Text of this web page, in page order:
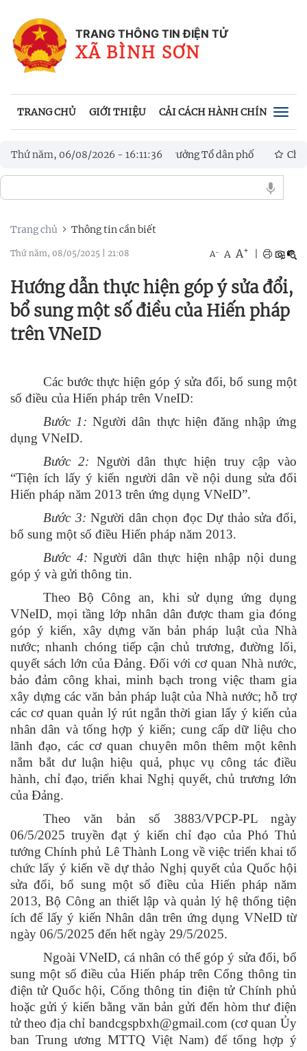
TRANG THÔNG TIN ĐIỆN TỬ
XÃ BÌNH SƠN
TRANG CHỦ GIỚI THIỆU CẢI CÁCH HÀNH CHÍNH
Thứ năm, 06/08/2026 - 16:11:39
thôn, Tổ trưởng Tổ dân phố
Chủ tịch UBND xã Bình
đổi mới sáng tạo và chuyển đổi số
Trang chủ Thông tin cần biết
Thứ năm, 08/05/2025 21:08 A- A A+
Hướng dẫn thực hiện góp ý sửa đổi,
bổ sung một số điều của Hiến pháp
trên VNeID
Các bước thực hiện góp ý sửa đổi, bổ sung một
số điều của Hiến pháp trên VneID:
Bước 1: Người dân thực hiện đăng nhập ứng
dụng VNeID.
Bước 2: Người dân thực hiện truy cập vào
“Tiện ích lấy ý kiến người dân về nội dung sửa đổi
Hiến pháp năm 2013 trên ứng dụng VNeID”.
Bước 3: Người dân chọn đọc Dự thảo sửa đổi,
bổ sung một số điều Hiến pháp năm 2013.
Bước 4: Người dân thực hiện nhập nội dung
góp ý và gửi thông tin.
Theo Bộ Công an, khi sử dụng ứng dụng
VNeID, mọi tầng lớp nhân dân được tham gia đóng
góp ý kiến, xây dựng văn bản pháp luật của Nhà
nước; nhanh chóng tiếp cận chủ trương, đường lối,
quyết sách lớn của Đảng. Đối với cơ quan Nhà nước,
bảo đảm công khai, minh bạch trong việc tham gia
xây dựng các văn bản pháp luật của Nhà nước; hỗ trợ
các cơ quan quản lý rút ngắn thời gian lấy ý kiến của
nhân dân và tổng hợp ý kiến; cung cấp dữ liệu cho
lãnh đạo, các cơ quan chuyên môn thêm một kênh
nắm bắt dư luận hiệu quả, phục vụ công tác điều
hành, chỉ đạo, triển khai Nghị quyết, chủ trương lớn
của Đảng.
Theo văn bản số 3883/VPCP-PL ngày
06/5/2025 truyền đạt ý kiến chỉ đạo của Phó Thủ
tướng Chính phủ Lê Thành Long về việc triển khai tổ
chức lấy ý kiến về dự thảo Nghị quyết của Quốc hội
sửa đổi, bổ sung một số điều của Hiến pháp năm
2013, Bộ Công an thiết lập và quản lý hệ thống tiện
ích để lấy ý kiến Nhân dân trên ứng dụng VNeID từ
ngày 06/5/2025 đến hết ngày 29/5/2025.
Ngoài VNeID, cá nhân có thể góp ý sửa đổi, bổ
sung một số điều của Hiến pháp trên Cổng thông tin
điện tử Quốc hội, Cổng thông tin điện tử Chính phủ
hoặc gửi ý kiến bằng văn bản gửi đến hòm thư điện
tử theo địa chỉ bandcgspbxh@gmail.com (cơ quan Ủy
ban Trung ương MTTQ Việt Nam) để tổng hợp ý